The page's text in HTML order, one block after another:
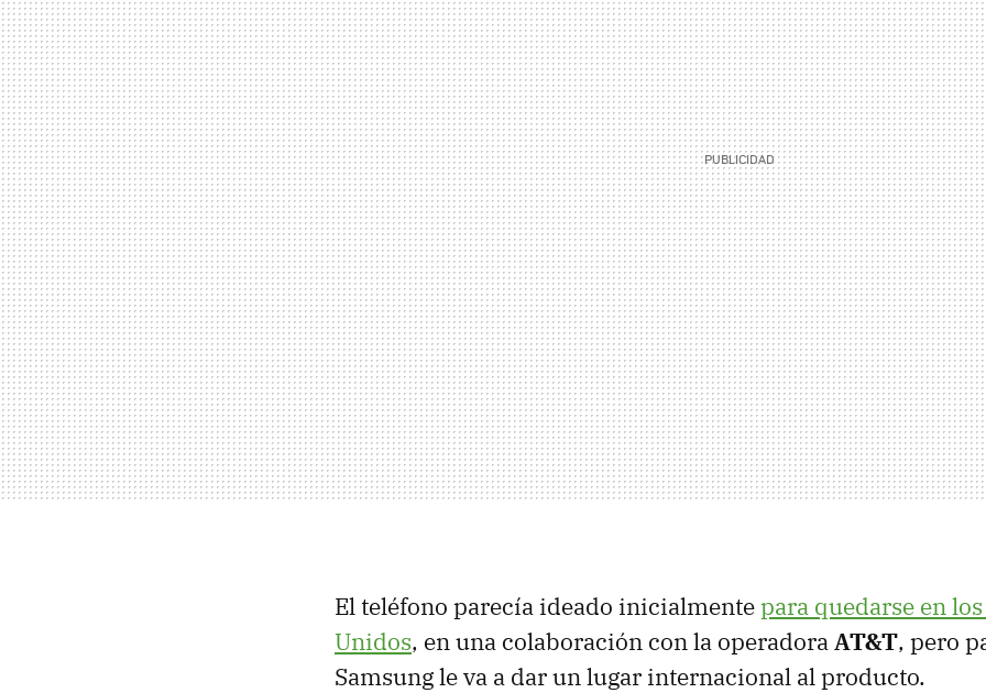
El teléfono parecía ideado inicialmentepara quedarse en
Unidos, en una colaboración con la operadoraAT&T, pero
Samsung le va a dar un lugar internacional al producto.